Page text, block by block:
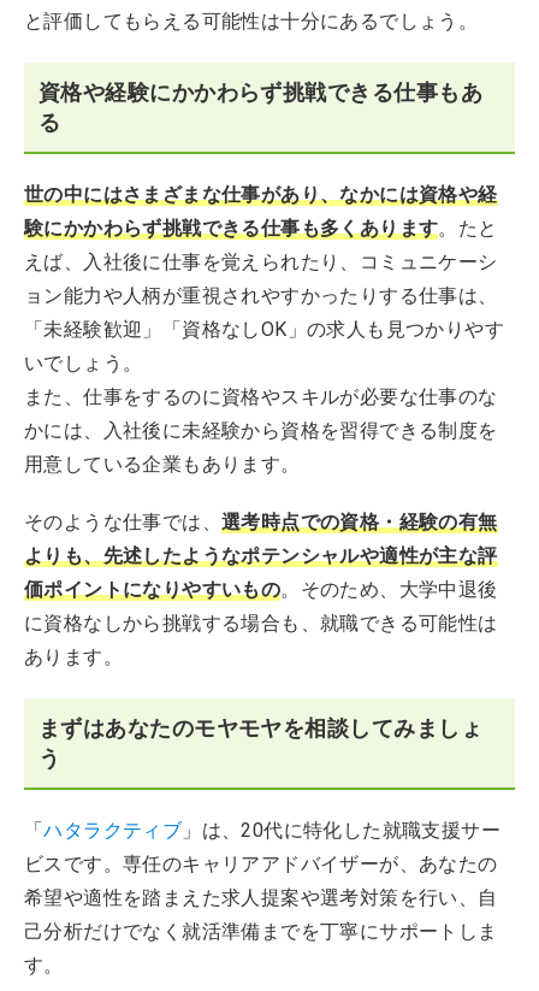
と評価してもらえる可能性は十分にあるでしょう。
資格や経験にかかわらず挑戦できる仕事もあ
る
世の中にはさまざまな仕事があり、なかには資格や経
験にかかわらず挑戦できる仕事も多くあります。たと
えば、入社後に仕事を覚えられたり、コミュニケーシ
ョン能力や人柄が重視されやすかったりする仕事は、
「未経験歓迎」「資格なしOK」の求人も見つかりやす
いでしょう。
また、仕事をするのに資格やスキルが必要な仕事のな
かには、入社後に未経験から資格を習得できる制度を
用意している企業もあります。
そのような仕事では、 選考時点での資格・経験の有無
よりも、先述したようなポテンシャルや適性が主な評
価ポイントになりやすいもの。そのため、大学中退後
に資格なしから挑戦する場合も、就職できる可能性は
あります。
まずはあなたのモヤモヤを相談してみましょ
う
「ハタラクティブ 」は、20代に特化した就職支援サー
ビスです。専任のキャリアアドバイザーが、あなたの
希望や適性を踏まえた求人提案や選考対策を行い、自
己分析だけでなく就活準備までを丁寧にサポートしま
す。